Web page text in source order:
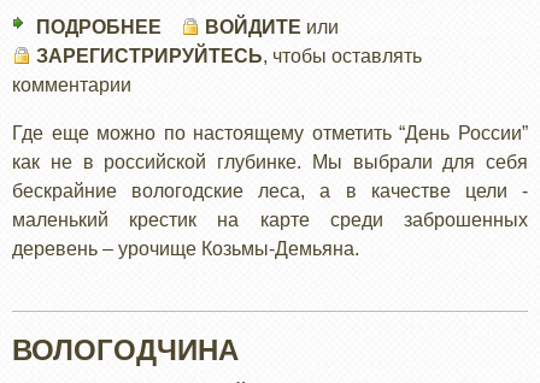
ПОДРОБНЕЕ
ЦЕРКОВЬ
ВОЙДИТЕ или
ЗАРЕГИСТРИРУЙТЕСЬ, чтобы оставлять
комментарии
Где еще можно по настоящему отметить “День России”
как не в российской глубинке. Мы выбрали для себя
бескрайние вологодские леса, а в качестве цели -
маленький крестик на карте среди заброшенных
деревень – урочище Козьмы-Демьяна.
ВОЛОГОДЧИНА